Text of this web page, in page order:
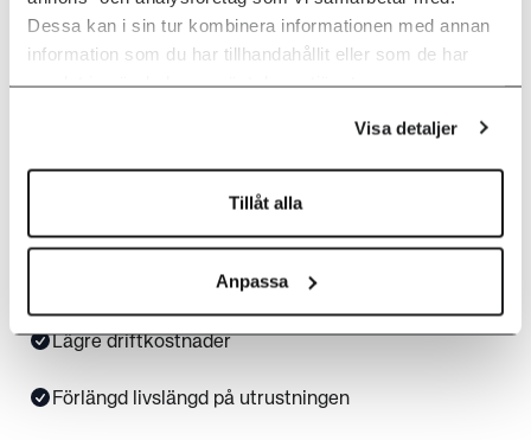
Dessa kan i sin tur kombinera informationen med annan
information som du har tillhandahållit eller som de har
samlat in när du har använt deras tjänster.
Visa detaljer
Tillåt alla
Anpassa
befintliga
investeringar
Ni behöver inte byta ut hela teknikparken.
Lägre driftkostnader
Förlängd livslängd på utrustningen